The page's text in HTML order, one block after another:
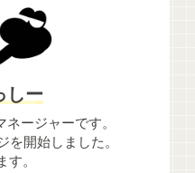
しー
ネージャーです。
を開始しました。
す。